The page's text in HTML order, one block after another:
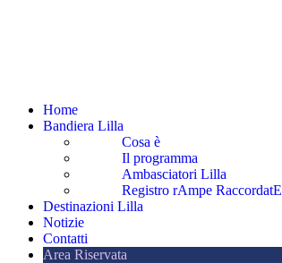
Home
Bandiera Lilla
Cosa è
Il programma
Ambasciatori Lilla
Registro rAmpe RaccordatE
Destinazioni Lilla
Notizie
Contatti
Area Riservata